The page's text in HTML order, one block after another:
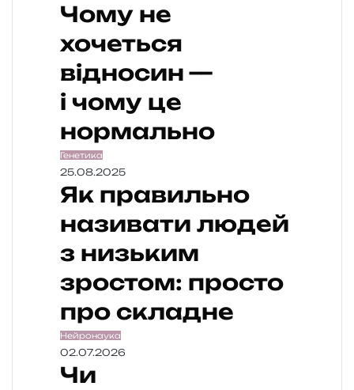
Чому не
хочеться
відносин —
і чому це
нормально
Генетика
25.08.2025
Як правильно
називати людей
з низьким
зростом: просто
про складне
Нейронаука
02.07.2026
Чи